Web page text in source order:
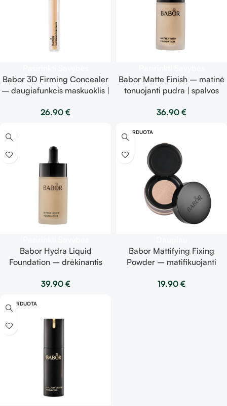
Babor 3D Firming Concealer
– daugiafunkcis maskuoklis |
4g
26.90 €
Babor Matte Finish – matinė
tonuojanti pudra | spalvos
36.90 €
Babor Hydra Liquid
Foundation – drėkinantis
pasirinkimas viduje | 30ml
39.90 €
IŠPARDUOTA
Babor Mattifying Fixing
Powder – matifikuojanti
19.90 €
IŠPARDUOTA